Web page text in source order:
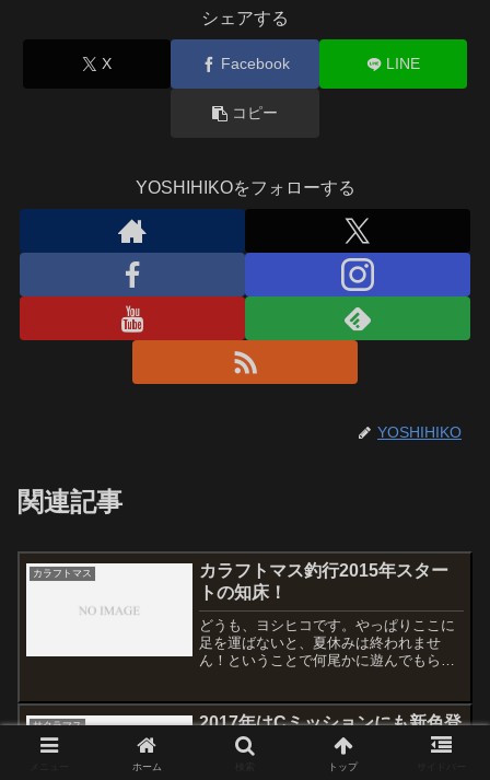
シェアする
X Facebook LINE
コピー
YOSHIHIKOをフォローする
YOSHIHIKO
関連記事
カラフトマス
カラフトマス釣行2015年スター
トの知床！
どうも、ヨシヒコです。やっぱりここに
足を運ばないと、夏休みは終われませ
ん！ということで何尾かに遊んでもらえ
哀想なカラフトさん！即リリースです。
その後に小林さんと合流しま...
サクラマス
2017年はCミッションにも新色登
ホーム トップ